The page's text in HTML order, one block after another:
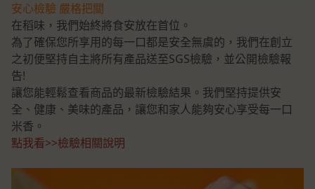
安心檢驗 嚴格把關
在稻味，我們始終將食安放在首位。
為了確保您所享用的每一口都是安全無虞的，我們在創立
之初便堅持自主將所有產品送至SGS檢驗，並公開檢驗報
告!
讓您能輕鬆查看商品的最新檢驗結果。我們堅持提供安
全、健康、美味的產品，讓您和家人能夠安心享受每一口
米香。
點我看>>檢驗相關說明